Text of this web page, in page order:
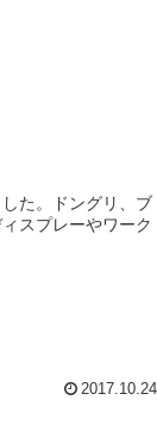
た。ドングリ、ブ
スプレーやワーク
2017.10.24